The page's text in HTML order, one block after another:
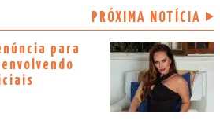
PRÓXIMA NOTÍCIA
para